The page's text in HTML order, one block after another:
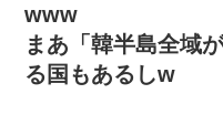
www
まあ「韓半島全域
る国もあるしw